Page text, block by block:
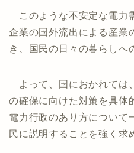
このような不安定な電力
企業の国外流出による産業
き、国民の日々の暮らしへ
よって、国におかれては
の確保に向けた対策を具体
電力行政のあり方について
民に説明することを強く求